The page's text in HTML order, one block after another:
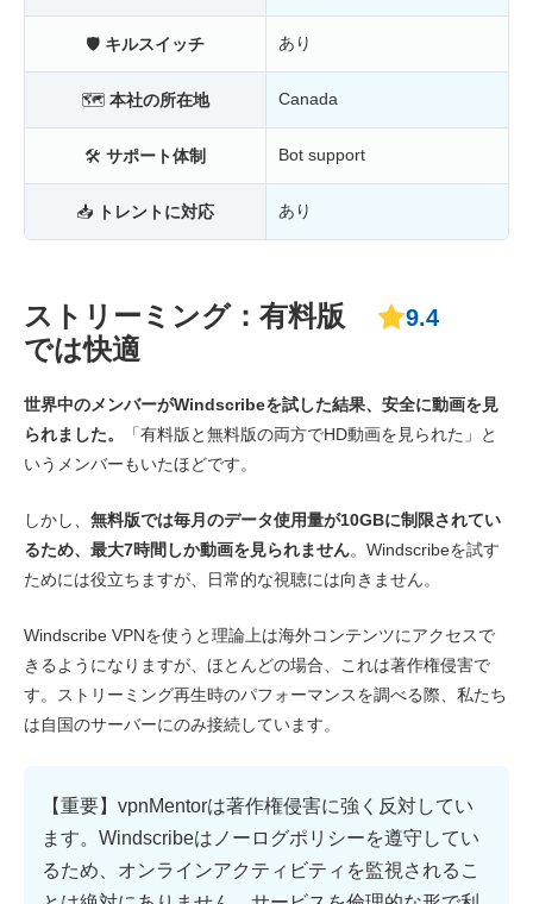
🛡 キルスイッチ あり
🗺 本社の所在地 Canada
🛠 サポート体制 Bot support
📥 トレントに対応 あり
ストリーミング：有料版
では快適
9.4
世界中のメンバーがWindscribeを試した結果、安全に動画を見
られました。
「有料版と無料版の両方でHD動画を見られた」と
いうメンバーもいたほどです。
しかし、 無料版では毎月のデータ使用量が10GBに制限されてい
るため、最大7時間しか動画を見られません。Windscribeを試す
ためには役立ちますが、日常的な視聴には向きません。
Windscribe VPNを使うと理論上は海外コンテンツにアクセスで
きるようになりますが、ほとんどの場合、これは著作権侵害で
す。ストリーミング再生時のパフォーマンスを調べる際、私たち
は自国のサーバーにのみ接続しています。
【重要】vpnMentorは著作権侵害に強く反対してい
ます。Windscribeはノーログポリシーを遵守してい
るため、オンラインアクティビティを監視されるこ